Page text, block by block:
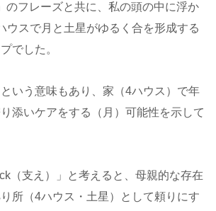
のフレーズと共に、私の頭の中に浮か
ウスで月と土星がゆるく合を形成する
でした。
いう意味もあり、家（4ハウス）で年
添いケアをする（月）可能性を示して
（支え）」と考えると、母親的な存在
り所（4ハウス・土星）として頼りにす